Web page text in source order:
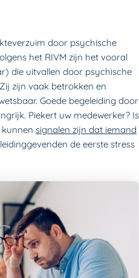
door psychische
het RIVM zijn het vooral
die uitvallen door psychische
zijn vaak betrokken en
Goede begeleiding door
Piekert uw medewerker? Is
signalen zijn dat iemand
de eerste stress